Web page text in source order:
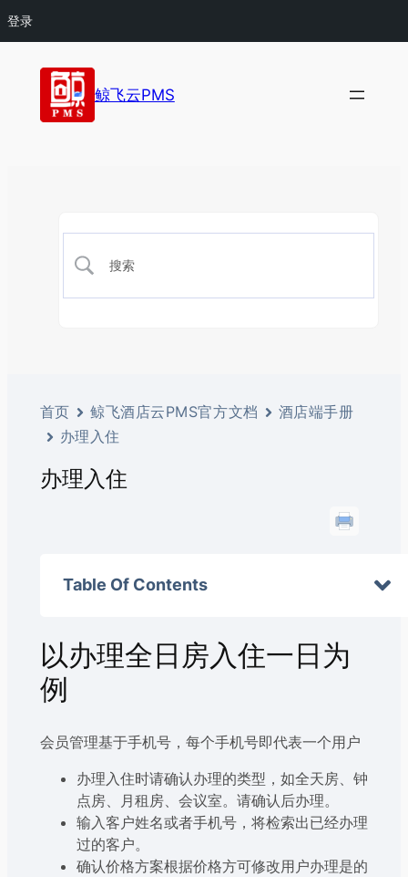
登录
鲸飞云PMS
首页 鲸飞酒店云PMS官方文档
酒店端手册
办理入住
办理入住
Table Of Contents
以办理全日房入住一日为
例
会员管理基于手机号，每个手机号即代表一个用户
办理入住时请确认办理的类型，如全天房、钟
点房、月租房、会议室。请确认后办理。
输入客户姓名或者手机号，将检索出已经办理
过的客户。
确认价格方案根据价格方可修改用户办理是的